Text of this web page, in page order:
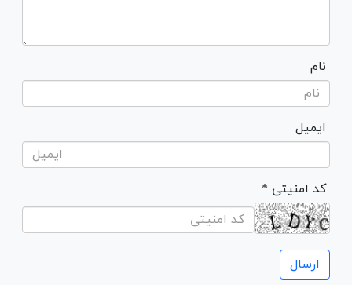
نام
ایمیل
* کد امنیتی